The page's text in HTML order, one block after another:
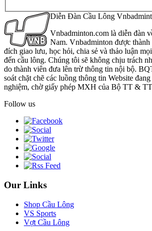
Diễn Đàn Cầu Lông
Vnbadminton.com là diễn đàn
Nam. Vnbadminton được
đích giao lưu, học hỏi, chia sẻ và thảo luận
đến cầu lông. Chúng tôi sẽ không chịu trách
do thành viên đưa lên trừ thông tin nội bộ.
soát chặt chẽ các luồng thông tin Website
nghiệm, chờ giấy phép MXH của Bộ TT &
Follow us
Our Links
Shop Cầu Lông
VS Sports
Vợt Cầu Lông